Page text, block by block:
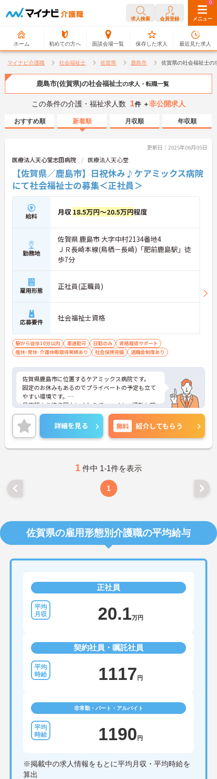
求人検索 会員登録 メニュー
ホーム 初めての方へ 面談会場一覧
0
保存した求人
0
最近見た求人
マイナビ介護職 社会福祉士 佐賀県 鹿島市 佐賀県の社会福祉士の
鹿島市(佐賀県)の社会福祉士の求人・転職一覧
この条件の介護・福祉求人数 1件 ＋非公開求人
おすすめ順 新着順 月収順 年収順
更新日：2025年06月05日
医療法人天心堂志田病院 医療法人天心堂
【佐賀県／鹿島市】日祝休み♪ケアミックス病院
にて社会福祉士の募集＜正社員＞
給料 月収 18.5万円～20.5万円程度
勤務地
佐賀県 鹿島市 大字中村2134番地4
ＪＲ長崎本線(鳥栖－長崎)「肥前鹿島駅」徒
歩7分
雇用形態 正社員(正職員)
応募要件 社会福祉士資格
駅から徒歩10分以内 車通勤可 日勤のみ
資格取得サポート
産休･育休･介護休暇取得実績あり
社会保険完備 退職金制度あり
佐賀県鹿島市に位置するケアミックス病院です。
固定のお休みもあるのでプライベートの予定も立て
やすい環境です。
最寄駅より徒歩圏内にくわえて、マイカー通勤も可
能と通勤も便利です。
ご興味をお持ちの方はお気軽にお問い合わせくださ
い。
詳細を見る 無料 紹介してもらう
1 件中 1-1件を表示
1
佐賀県の雇用形態別介護職の平均給与
正社員
20.1万円
契約社員・嘱託社員
1117 円
非常勤・パート・アルバイト
1190 円
※掲載中の求人情報をもとに平均月収・平均時給を
算出